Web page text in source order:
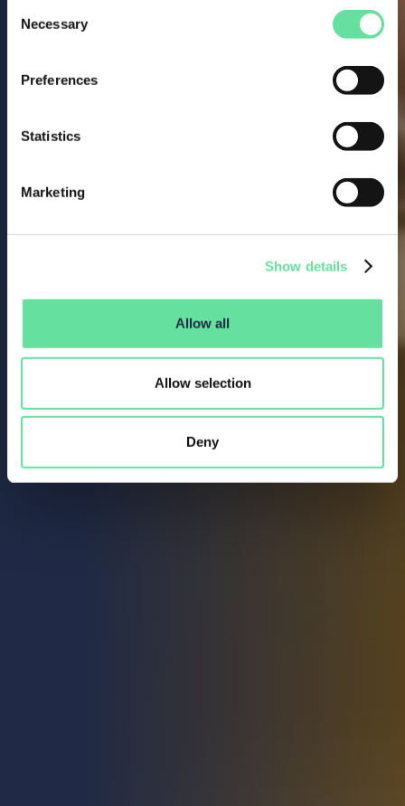
Selection
Necessary
Preferences
Statistics
Marketing
Show details
Allow all
Allow selection
Deny